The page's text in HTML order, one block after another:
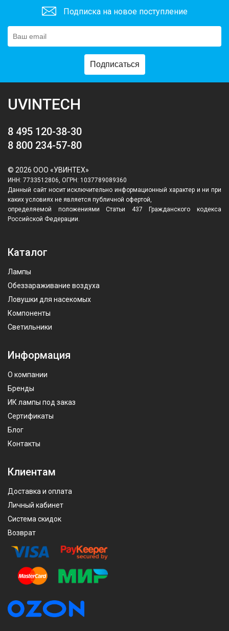
Подписка на новое поступление
Подписаться
UVINTECH
8 495 120-38-30
8 800 234-57-80
© 2026 ООО «УВИНТЕХ»
ИНН: 7733512806, ОГРН: 1037789089360
Данный сайт носит исключительно информационный характер и ни при
каких условиях не является публичной офертой,
определяемой положениями Статьи 437 Гражданского кодекса
Российской Федерации.
Каталог
Лампы
Обеззараживание воздуха
Ловушки для насекомых
Компоненты
Светильники
Информация
О компании
Бренды
ИК лампы под заказ
Сертификаты
Блог
Контакты
Клиентам
Доставка и оплата
Личный кабинет
Система скидок
Возврат